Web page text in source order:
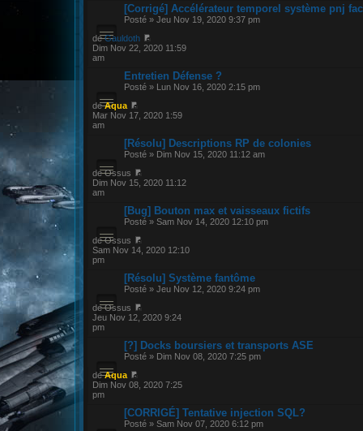
[Corrigé] Accélérateur temporel système pnj
Posté » Jeu Nov 19, 2020 9:37 pm
deGauldoth
Dim Nov 22, 2020 11:59
am
Entretien Défense ?
Posté » Lun Nov 16, 2020 2:15 pm
deAqua
Mar Nov 17, 2020 1:59
am
[Résolu] Descriptions RP de colonies
Posté » Dim Nov 15, 2020 11:12 am
de Ossus
Dim Nov 15, 2020 11:12
am
[Bug] Bouton max et vaisseaux fictifs
Posté » Sam Nov 14, 2020 12:10 pm
de Ossus
Sam Nov 14, 2020 12:10
pm
[Résolu] Système fantôme
Posté » Jeu Nov 12, 2020 9:24 pm
de Ossus
Jeu Nov 12, 2020 9:24
pm
[?] Docks boursiers et transports ASE
Posté » Dim Nov 08, 2020 7:25 pm
deAqua
Dim Nov 08, 2020 7:25
pm
[CORRIGÉ] Tentative injection SQL?
Posté » Sam Nov 07, 2020 6:12 pm